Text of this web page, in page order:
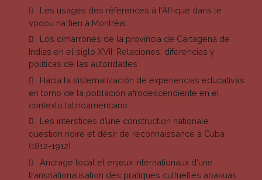
Les usages des références à l'Afrique dans le
vodou haïtien à Montréal
Los cimarrones de la provincia de Cartagena de
Indias en el siglo XVII: Relaciones, diferencias y
políticas de las autoridades
Hacia la sistematización de experiencias educativas
en torno de la población afrodescendiente en el
contexto latinoamericano
Les interstices d’une construction nationale :
question noire et désir de reconnaissance à Cuba
(1812-1912)
Ancrage local et enjeux internationaux d'une
transnationalisation des pratiques cultuelles abakuás